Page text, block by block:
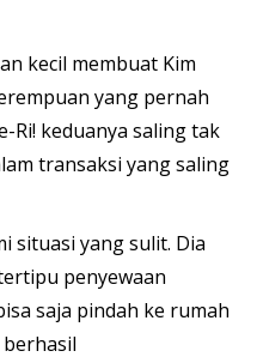
kecil membuat Kim
yang pernah
Ri! keduanya saling tak
transaksi yang saling
situasi yang sulit. Dia
penyewaan
saja pindah ke rumah